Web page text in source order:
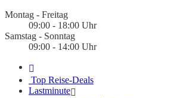
Montag - Freitag
09:00 - 18:00 Uhr
Samstag - Sonntag
09:00 - 14:00 Uhr
Top Reise-Deals
Lastminute